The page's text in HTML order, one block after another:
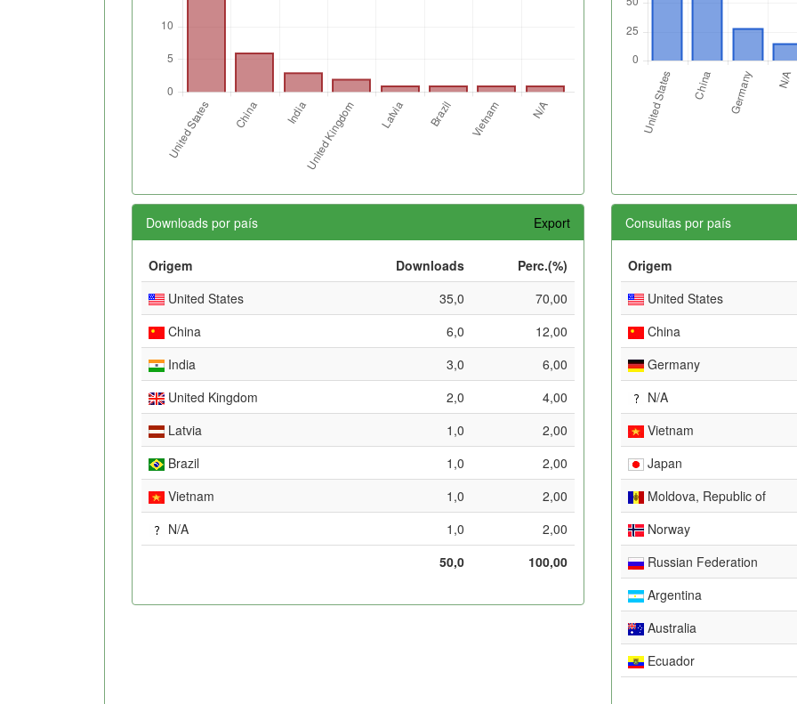
Downloads por país Export
Origem Downloads
Perc.(%)
United States
35,0
70,00
China
6,0
12,00
India
3,0
6,00
United Kingdom
2,0
4,00
Latvia
1,0
2,00
Brazil
1,0
2,00
Vietnam
1,0
2,00
N/A
1,0
2,00
50,0
100,00
Consultas por país
Origem
United States
China
Germany
N/A
Vietnam
Japan
Moldova, Republic of
Norway
Russian Federation
Argentina
Australia
Ecuador